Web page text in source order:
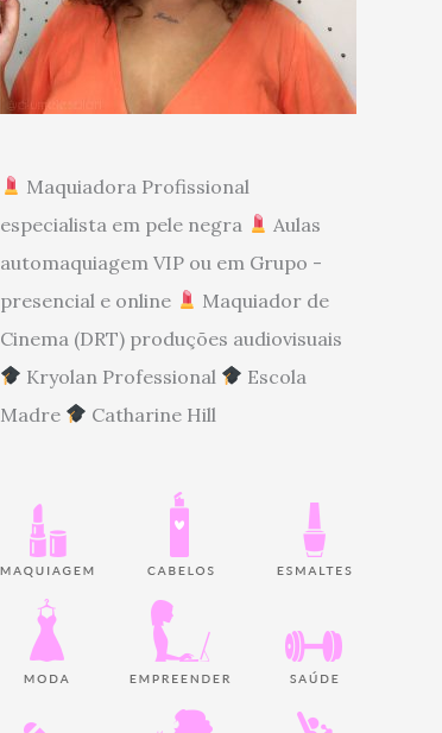
Maquiadora Profissional
especialista em pele negra
Aulas
automaquiagem VIP ou em Grupo -
presencial e online
Maquiador de
Cinema (DRT) produções audiovisuais
Kryolan Professional
Escola
Madre
Catharine Hill